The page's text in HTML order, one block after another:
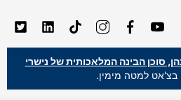
סוכן הבינה המלאכותית של נישרי
בצ'אט למטה מימין.